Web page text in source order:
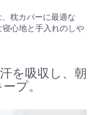
枕カバーに最適な
心地と手入れのしや
を吸収し、朝
プ。